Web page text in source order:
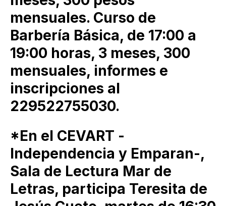
mensuales. Curso de
Barbería Básica, de 17:00 a
19:00 horas, 3 meses, 300
mensuales, informes e
inscripciones al
229522755030.
*En el CEVART -
Independencia y Emparan-,
Sala de Lectura Mar de
Letras, participa Teresita de